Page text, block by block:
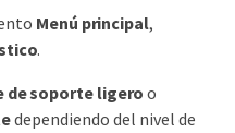
Menú principal,
.
de soporte ligero o
dependiendo del nivel de